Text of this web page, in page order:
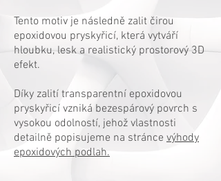
Tento motiv je následně zalit čirou
epoxidovou pryskyřicí, která vytváří
hloubku, lesk a realistický prostorový 3D
efekt.
Díky zalití transparentní epoxidovou
pryskyřicí vzniká bezespárový povrch s
vysokou odolností, jehož vlastnosti
detailně popisujeme na stránce výhody
epoxidových podlah.